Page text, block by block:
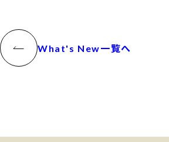
What's New一覧へ